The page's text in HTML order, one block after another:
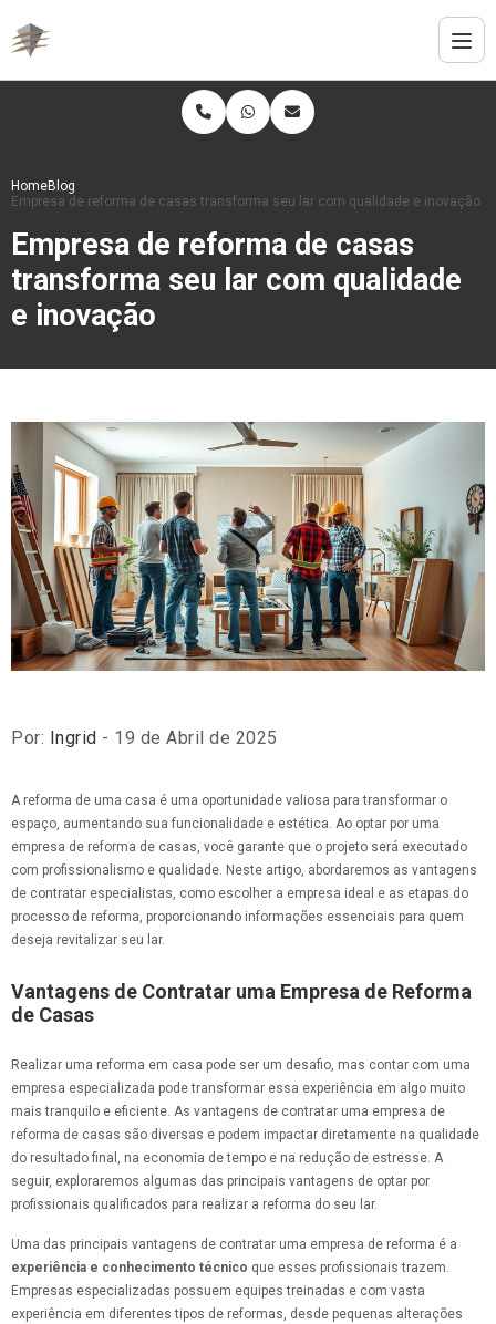
HomeBlog
Empresa de reforma de casas transforma seu lar com qualidade e inovação
Empresa de reforma de casas
transforma seu lar com qualidade
e inovação
Por: Ingrid - 19 de Abril de 2025
A reforma de uma casa é uma oportunidade valiosa para transformar o
espaço, aumentando sua funcionalidade e estética. Ao optar por uma
empresa de reforma de casas, você garante que o projeto será executado
com profissionalismo e qualidade. Neste artigo, abordaremos as vantagens
de contratar especialistas, como escolher a empresa ideal e as etapas do
processo de reforma, proporcionando informações essenciais para quem
deseja revitalizar seu lar.
Vantagens de Contratar uma Empresa de Reforma
de Casas
Realizar uma reforma em casa pode ser um desafio, mas contar com uma
empresa especializada pode transformar essa experiência em algo muito
mais tranquilo e eficiente. As vantagens de contratar uma empresa de
reforma de casas são diversas e podem impactar diretamente na qualidade
do resultado final, na economia de tempo e na redução de estresse. A
seguir, exploraremos algumas das principais vantagens de optar por
profissionais qualificados para realizar a reforma do seu lar.
Uma das principais vantagens de contratar uma empresa de reforma é a
experiência e conhecimento técnico que esses profissionais trazem.
Empresas especializadas possuem equipes treinadas e com vasta
experiência em diferentes tipos de reformas, desde pequenas alterações